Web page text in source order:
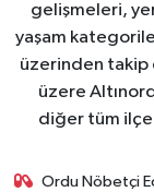
gelişmeleri,
yaşam
üzerinden takip
üzere
diğer tüm
Ordu Nöbetçi